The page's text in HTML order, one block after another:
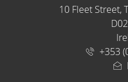
10 Fleet Street,
+353